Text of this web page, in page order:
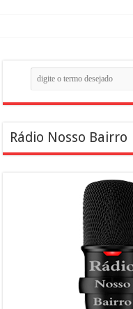
Pesquisar
Rádio Nosso Bairro